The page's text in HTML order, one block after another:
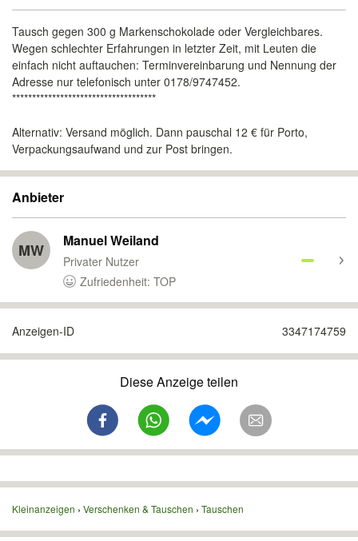
Tausch gegen 300 g Markenschokolade oder Vergleichbares.
Wegen schlechter Erfahrungen in letzter Zeit, mit Leuten die
einfach nicht auftauchen: Terminvereinbarung und Nennung der
Adresse nur telefonisch unter 0178/9747452.
************************************
Alternativ: Versand möglich. Dann pauschal 12 € für Porto,
Verpackungsaufwand und zur Post bringen.
Anbieter
MW Manuel Weiland
Privater Nutzer
Zufriedenheit: TOP
Anzeigen-ID 3347174759
Diese Anzeige teilen
Kleinanzeigen Verschenken & Tauschen Tauschen